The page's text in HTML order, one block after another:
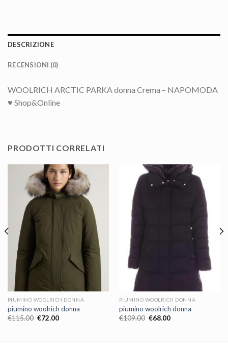
DESCRIZIONE
RECENSIONI (0)
WOOLRICH ARCTIC PARKA donna Crema – NAPOMODA
♥ Shop&Online
PRODOTTI CORRELATI
PIUMINO WOOLRICH DONNA
piumino woolrich donna
€115.00 €72.00
PIUMINO WOOLRICH DONNA
piumino woolrich donna
€109.00 €68.00